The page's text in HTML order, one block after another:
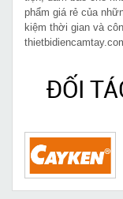
phẩm giá rẻ của
kiệm thời gian và
ĐỐI